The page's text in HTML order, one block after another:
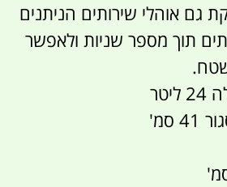
מספקת גם אוהלי שירותים הניתנים
תוך מספר שניות ולאפשר
סמ'